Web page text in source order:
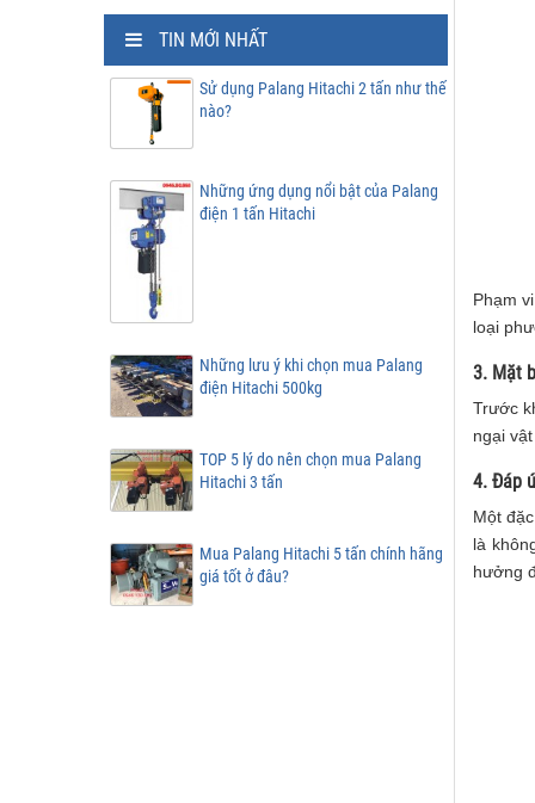
Phạm
loại
3. Mặt
Trước
ngại
4. Đáp
Một
là
hưởng
TIN MỚI NHẤT
Sử dụng Palang Hitachi 2 tấn như thế
nào?
Những ứng dụng nổi bật của Palang
điện 1 tấn Hitachi
Những lưu ý khi chọn mua Palang
điện Hitachi 500kg
TOP 5 lý do nên chọn mua Palang
Hitachi 3 tấn
Mua Palang Hitachi 5 tấn chính hãng
giá tốt ở đâu?